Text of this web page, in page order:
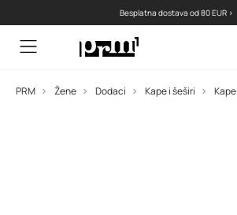
Besplatna dostava od 80 EUR >
PRM Žene Dodaci Kape i šeširi Kape